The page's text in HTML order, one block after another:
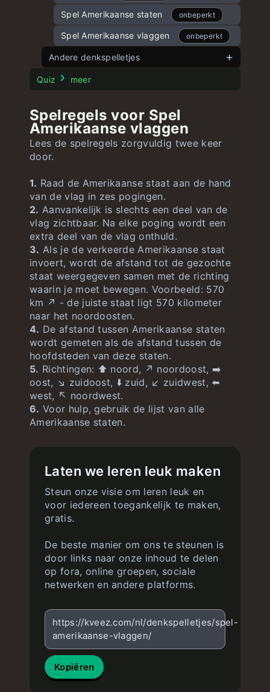
15 Schuifpuzzel onbeperkt
Spelgetallen onbeperkt
Grote vergelijking
Spel Amerikaanse staten onbeperkt
Spel Amerikaanse vlaggen onbeperkt
Andere denkspelletjes
Stroop Test
Quiz meer
Spelregels voor Spel
Amerikaanse vlaggen
Lees de spelregels zorgvuldig twee keer
door.
1. Raad de Amerikaanse staat aan de hand
van de vlag in zes pogingen.
2. Aanvankelijk is slechts een deel van de
vlag zichtbaar. Na elke poging wordt een
extra deel van de vlag onthuld.
3. Als je de verkeerde Amerikaanse staat
invoert, wordt de afstand tot de gezochte
staat weergegeven samen met de richting
waarin je moet bewegen. Voorbeeld: 570
km ↗️ - de juiste staat ligt 570 kilometer
naar het noordoosten.
4. De afstand tussen Amerikaanse staten
wordt gemeten als de afstand tussen de
hoofdsteden van deze staten.
5. Richtingen: ⬆️ noord, ↗️ noordoost, ➡️
oost, ↘️ zuidoost, ⬇️ zuid, ↙️ zuidwest, ⬅️
west, ↖️ noordwest.
6. Voor hulp, gebruik de lijst van alle
Amerikaanse staten.
Laten we leren leuk maken
Steun onze visie om leren leuk en
voor iedereen toegankelijk te maken,
gratis.
De beste manier om ons te steunen is
door links naar onze inhoud te delen
op fora, online groepen, sociale
netwerken en andere platforms.
https://kveez.com/nl/denkspelletjes/spel-
amerikaanse-vlaggen/
Kopiëren